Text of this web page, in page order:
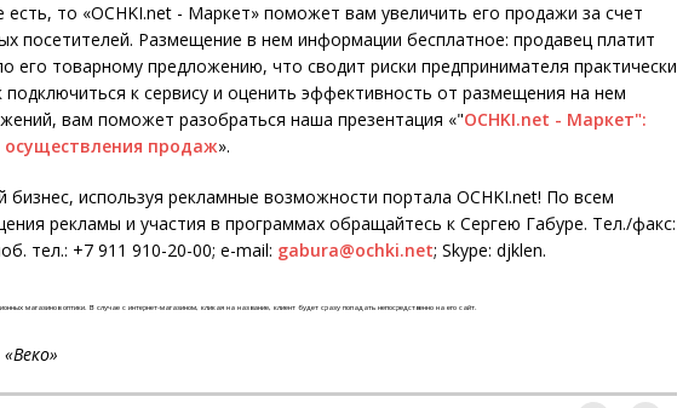
есть, то «OCHKI.net - Маркет» поможет вам увеличить его продажи за счет
посетителей. Размещение в нем информации бесплатное: продавец платит
его товарному предложению, что сводит риски предпринимателя практически
подключиться к сервису и оценить эффективность от размещения на нем
вам поможет разобраться наша презентация «"OCHKI.net - Маркет":
осуществления продаж».
бизнес, используя рекламные возможности портала OCHKI.net! По всем
рекламы и участия в программах обращайтесь к Сергею Габуре. Тел./факс:
тел.: +7 911 910-20-00; e-mail: gabura@ochki.net; Skype: djklen.
магазинов оптики. В случае с интернет-магазином, кликая на название, клиент будет сразу попадать непосредственно на его сайт.